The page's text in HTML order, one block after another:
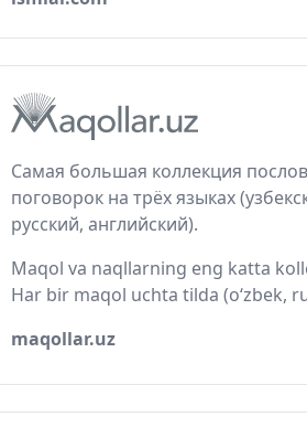
Самая большая коллекция
поговорок на трёх языках
русский, английский).
Maqol va naqllarning eng katta
Har bir maqol uchta tilda (o‘zbek,
maqollar.uz